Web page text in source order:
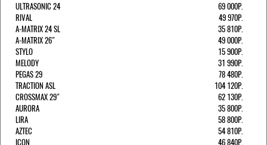
ULTRASONIC 24
69 000Р.
RIVAL
49 970Р.
A-MATRIX 24 SL
35 810Р.
A-MATRIX 26"
49 000Р.
STYLO
15 900Р.
MELODY
31 990Р.
PEGAS 29
78 480Р.
TRACTION ASL
104 120Р.
CROSSMAX 29"
62 130Р.
AURORA
35 800Р.
LIRA
58 800Р.
AZTEC
54 810Р.
ICON
46 840Р.